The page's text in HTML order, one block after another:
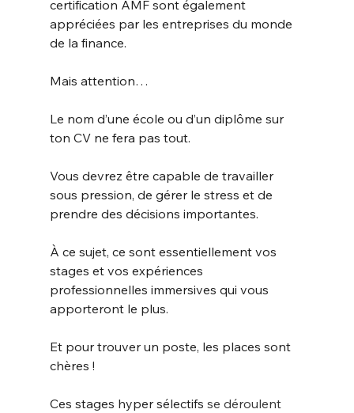
certification AMF sont également
appréciées par les entreprises du monde
de la finance.
Mais attention…
Le nom d’une école ou d’un diplôme sur
ton CV ne fera pas tout.
Vous devrez être capable de travailler
sous pression, de gérer le stress et de
prendre des décisions importantes.
À ce sujet, ce sont essentiellement vos
stages et vos expériences
professionnelles immersives qui vous
apporteront le plus.
Et pour trouver un poste, les places sont
chères !
Ces stages hyper sélectifs se déroulent